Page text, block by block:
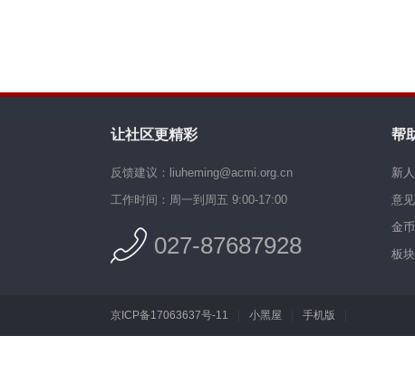
让社区更精彩
反馈建议：liuheming@acmi.org.cn
工作时间：周一到周五 9:00-17:00
027-87687928
帮
新
意
金
板
京ICP备17063637号-11 小黑屋 手机版